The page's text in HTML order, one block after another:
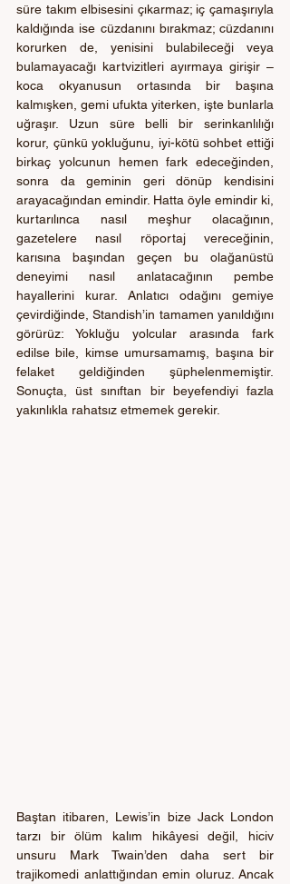
süre takım elbisesini çıkarmaz; iç çamaşırıyla
kaldığında ise cüzdanını bırakmaz; cüzdanını
korurken de, yenisini bulabileceği veya
bulamayacağı kartvizitleri ayırmaya girişir –
koca okyanusun ortasında bir başına
kalmışken, gemi ufukta yiterken, işte bunlarla
uğraşır. Uzun süre belli bir serinkanlılığı
korur, çünkü yokluğunu, iyi-kötü sohbet ettiği
birkaç yolcunun hemen fark edeceğinden,
sonra da geminin geri dönüp kendisini
arayacağından emindir. Hatta öyle emindir ki,
kurtarılınca nasıl meşhur olacağının,
gazetelere nasıl röportaj vereceğinin,
karısına başından geçen bu olağanüstü
deneyimi nasıl anlatacağının pembe
hayallerini kurar. Anlatıcı odağını gemiye
çevirdiğinde, Standish’in tamamen yanıldığını
görürüz: Yokluğu yolcular arasında fark
edilse bile, kimse umursamamış, başına bir
felaket geldiğinden şüphelenmemiştir.
Sonuçta, üst sınıftan bir beyefendiyi fazla
yakınlıkla rahatsız etmemek gerekir.
Baştan itibaren, Lewis’in bize Jack London
tarzı bir ölüm kalım hikâyesi değil, hiciv
unsuru Mark Twain’den daha sert bir
trajikomedi anlattığından emin oluruz. Ancak